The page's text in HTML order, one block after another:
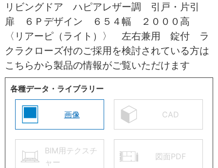
リビングドア ハピアレザー調 引戸・片引
扉 ６Ｐデザイン ６５４幅 ２０００高
〈リアーピ（ライト）〉 左右兼用 錠付 ラ
クラクローズ付のご採用を検討されている方は
こちらから製品の情報がご覧いただけます
各種データ・ライブラリー
画像 CAD
BIM用テクスチ
ャー
図面PDF